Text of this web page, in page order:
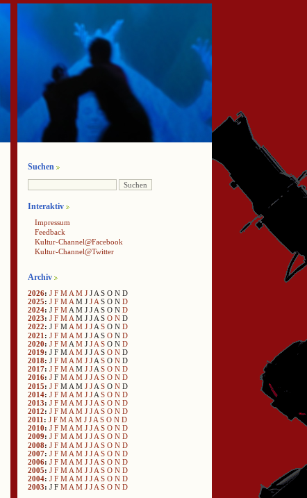
Suchen
Interaktiv
Impressum
Feedback
Kultur-Channel@Facebook
Kultur-Channel@Twitter
Archiv
2026: J F M A M J J A S O N D
2025: J F M A M J J A S O N D
2024: J F M A M J J A S O N D
2023: J F M A M J J A S O N D
2022: J F MA M J JA S O N D
2021 : J F M A M J J A S O N D
2020: J F M A M J J A S O N D
2019: J F M A M J J A S O N D
2018: J F M A M J J A S O N D
2017: J F M A M J J A S O N D
2016: J F M A M J J A S O N D
2015: J F M A M J J A S O N D
2014: J F M A M J J A S O N D
2013: J F M A M J J A S O N D
2012: J F M A M J J A S O N D
2011 : J F M A M J J A S O N D
2010: J F M A M J J A S O N D
2009: J F MA M J JA S O N D
2008: J F M A M J J A S O N D
2007: J F M A M J J A S O N D
2006: J F M A M J J A S O N D
2005: J F M A M J J A S O N D
2004: J F M A M J J A S O N D
2003: J F M A M J J A S O N D